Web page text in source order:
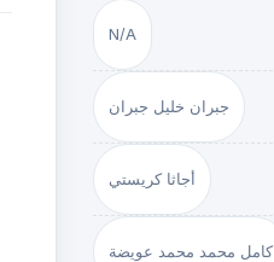
N/A
جبران خليل جبران
أجاثا كريستي
كامل محمد محمد عويضة